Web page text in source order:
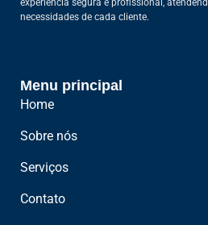
experiência segura e profissional,
necessidades de cada cliente.
Menu principal
Home
Sobre nós
Serviços
Contato